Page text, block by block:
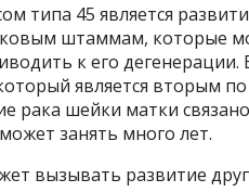
типа 45 является
штаммам, которые
к его дегенерации.
является вторым по
рака шейки матки
занять много лет.
вызывать развитие